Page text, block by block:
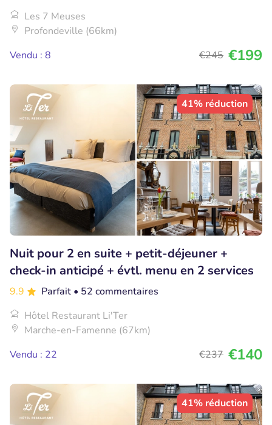
Les 7 Meuses
Profondeville (66km)
Vendu : 8
€245 €199
41% réduction
Nuit pour 2 en suite + petit-déjeuner +
check-in anticipé + évtl. menu en 2 services
9.9 Parfait • 52 commentaires
Hôtel Restaurant Li'Ter
Marche-en-Famenne (67km)
Vendu : 22
€237 €140
41% réduction